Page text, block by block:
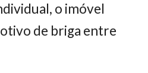
o imóvel
de briga entre